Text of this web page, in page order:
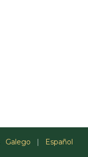
Galego | Español